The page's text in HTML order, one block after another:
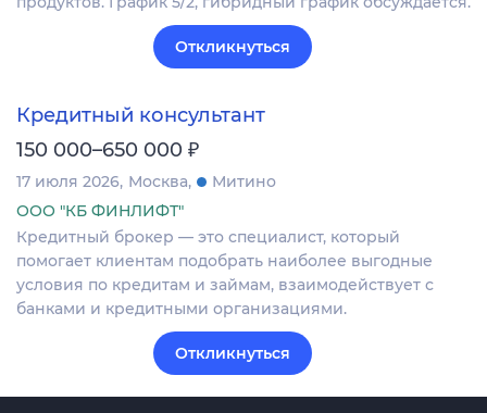
Откликнуться
Кредитный консультант
150 000–650 000 ₽
17 июля 2026 Москва
Митино
ООО "КБ ФИНЛИФТ"
Кредитный брокер — это специалист, который
помогает клиентам подобрать наиболее выгодные
условия по кредитам и займам, взаимодействует с
банками и кредитными организациями.
Откликнуться